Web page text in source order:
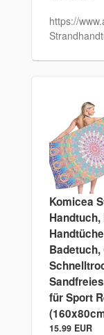
https://
Komicea
Badetuch,
für Sport
15.99 EUR